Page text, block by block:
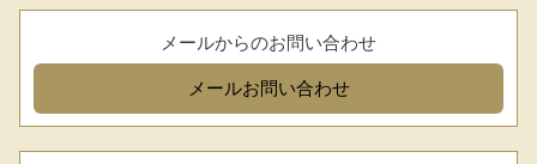
メールからのお問い合わせ
メールお問い合わせ